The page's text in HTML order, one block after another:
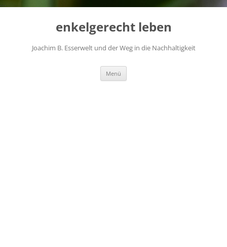
...
Zum
enkelgerecht leben
Joachim B. Esserwelt und der Weg in die Nachhaltigkeit
Menü